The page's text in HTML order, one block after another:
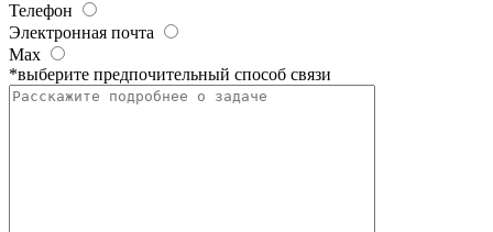
Телефон
Электронная почта
Max
*выберите предпочительный способ связи